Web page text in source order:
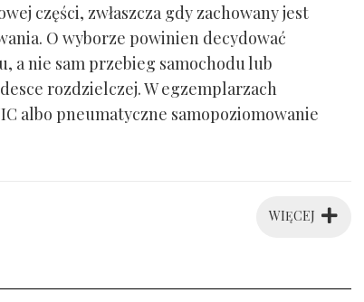
części, zwłaszcza gdy zachowany jest
O wyborze powinien decydować
a nie sam przebieg samochodu lub
rozdzielczej. W egzemplarzach
albo pneumatyczne samopoziomowanie
WIĘCEJ